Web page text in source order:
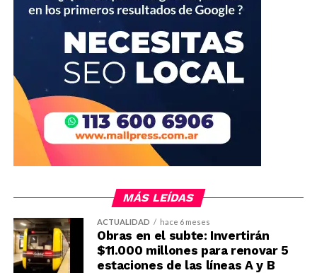
MÁS LEÍDAS
ACTUALIDAD hace 6 meses
Obras en el subte: Invertirán
$11.000 millones para renovar 5
estaciones de las líneas A y B